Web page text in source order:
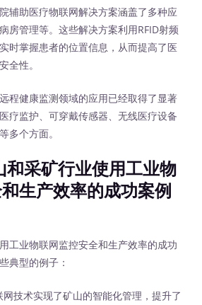
助医疗物联网解决方案涵盖了多种应
房管理等。这些解决方案利用RFID射频
时掌握患者的位置信息，从而提高了医
全性。
健康监测领域的应用已经取得了显著
疗监护、可穿戴传感器、无线医疗设备
多个方面。
采矿行业使用工业物
生产效率的成功案例
业物联网监控安全和生产效率的成功
典型的例子：
技术实现了矿山的智能化管理，提升了